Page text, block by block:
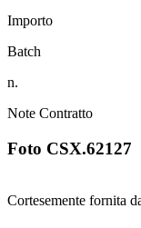
Importo
Batch
n.
Note Contratto
Foto CSX.62127
Cortesemente fornita